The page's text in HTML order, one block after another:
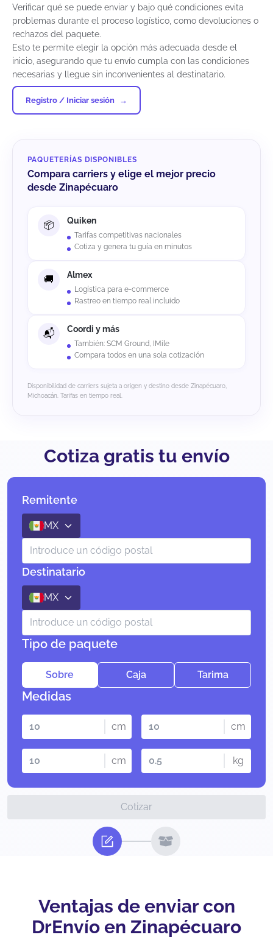
Verificar qué se puede enviar y bajo qué condiciones evita
problemas durante el proceso logístico, como devoluciones o
rechazos del paquete.
Esto te permite elegir la opción más adecuada desde el
inicio, asegurando que tu envío cumpla con las condiciones
necesarias y llegue sin inconvenientes al destinatario.
Registro / Iniciar sesión
PAQUETERÍAS DISPONIBLES
Compara carriers y elige el mejor precio
desde Zinapécuaro
Quiken
Tarifas competitivas nacionales
Cotiza y genera tu guía en minutos
Almex
Logística para e-commerce
Rastreo en tiempo real incluido
Coordi y más
También: SCM Ground, IMile
Compara todos en una sola cotización
Disponibilidad de carriers sujeta a origen y destino desde Zinapécuaro,
Michoacán. Tarifas en tiempo real.
Cotiza gratis tu envío
Remitente
MX
Destinatario
MX
Tipo de paquete
Sobre Caja Tarima
Medidas
cm cm
cm kg
Cotizar
Ventajas de enviar con
DrEnvío en Zinapécuaro